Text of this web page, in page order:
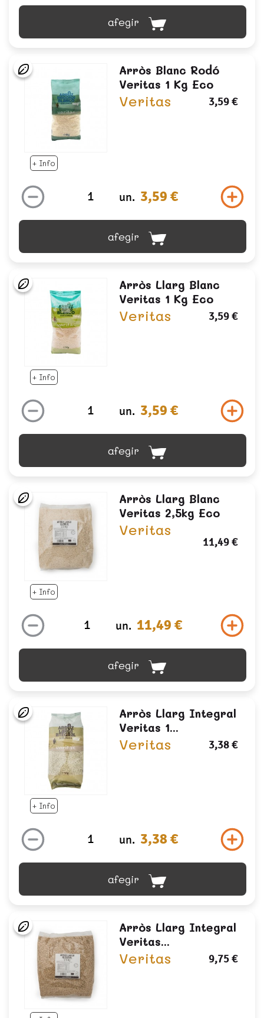
afegir
+ Info
Arròs Blanc Rodó
Veritas 1 Kg Eco
Veritas 3,59 €
un. 3,59 €
afegir
+ Info
Arròs Llarg Blanc
Veritas 1 Kg Eco
Veritas 3,59 €
un. 3,59 €
afegir
+ Info
Arròs Llarg Blanc
Veritas 2,5kg Eco
Veritas
11,49 €
un. 11,49 €
afegir
+ Info
Arròs Llarg Integral
Veritas 1...
Veritas 3,38 €
un. 3,38 €
afegir
Arròs Llarg Integral
Veritas...
Veritas 9,75 €